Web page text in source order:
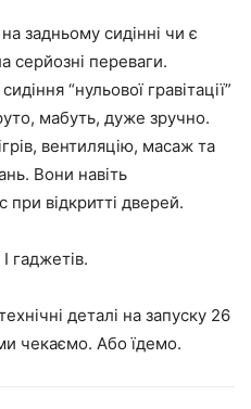
задньому сидінні чи є
серйозні переваги.
“нульової гравітації”
мабуть, дуже зручно.
вентиляцію, масаж та
Вони навіть
при відкритті дверей.
гаджетів.
деталі на запуску 26
чекаємо. Або їдемо.